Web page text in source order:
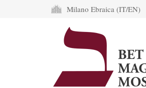
Milano Ebraica (IT/EN)